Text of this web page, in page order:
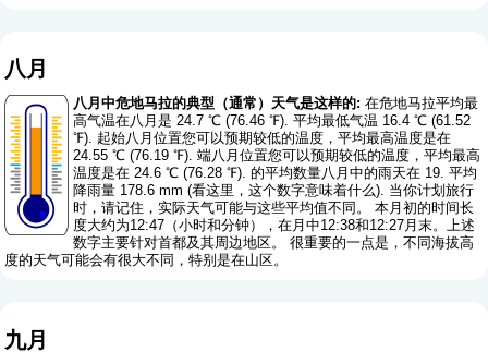
八月
八月中危地马拉的典型（通常）天气是这样的: 在危地马拉平均最
高气温在八月是 24.7 ℃ (76.46 ℉). 平均最低气温 16.4 ℃ (61.52
℉). 起始八月位置您可以预期较低的温度，平均最高温度是在
24.55 ℃ (76.19 ℉). 端八月位置您可以预期较低的温度，平均最高
温度是在 24.6 ℃ (76.28 ℉). 的平均数量八月中的雨天在 19. 平均
降雨量 178.6 mm (看这里，这个数字意味着什么). 当你计划旅行
时，请记住，实际天气可能与这些平均值不同。 本月初的时间长
度大约为12:47（小时和分钟），在月中12:38和12:27月末。上述
数字主要针对首都及其周边地区。 很重要的一点是，不同海拔高
度的天气可能会有很大不同，特别是在山区。
九月